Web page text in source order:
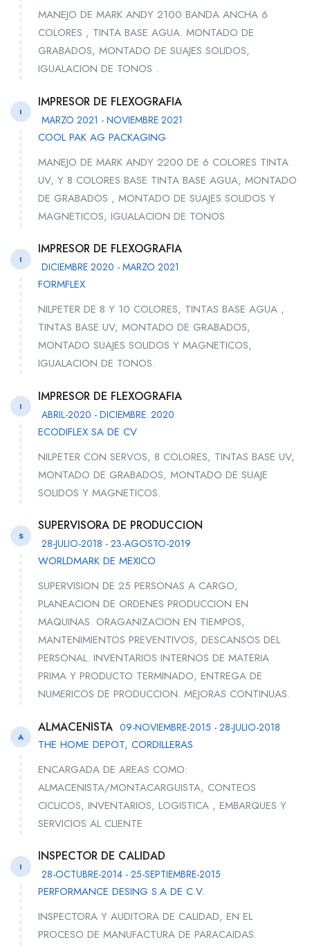
MANEJO DE MARK ANDY 2100 BANDA ANCHA 6
COLORES , TINTA BASE AGUA. MONTADO DE
GRABADOS, MONTADO DE SUAJES SOLIDOS,
IGUALACION DE TONOS .
I
IMPRESOR DE FLEXOGRAFIA
MARZO 2021 - NOVIEMBRE 2021
COOL PAK AG PACKAGING
MANEJO DE MARK ANDY 2200 DE 6 COLORES TINTA
UV, Y 8 COLORES BASE TINTA BASE AGUA, MONTADO
DE GRABADOS , MONTADO DE SUAJES SOLIDOS Y
MAGNETICOS, IGUALACION DE TONOS
I
IMPRESOR DE FLEXOGRAFIA
DICIEMBRE 2020 - MARZO 2021
FORMFLEX
NILPETER DE 8 Y 10 COLORES, TINTAS BASE AGUA ,
TINTAS BASE UV, MONTADO DE GRABADOS,
MONTADO SUAJES SOLIDOS Y MAGNETICOS,
IGUALACION DE TONOS.
I
IMPRESOR DE FLEXOGRAFIA
ABRIL-2020 - DICIEMBRE. 2020
ECODIFLEX SA DE CV
NILPETER CON SERVOS, 8 COLORES, TINTAS BASE UV,
MONTADO DE GRABADOS, MONTADO DE SUAJE
SOLIDOS Y MAGNETICOS.
S
SUPERVISORA DE PRODUCCION
28-JULIO-2018 - 23-AGOSTO-2019
WORLDMARK DE MEXICO
SUPERVISION DE 25 PERSONAS A CARGO,
PLANEACION DE ORDENES PRODUCCION EN
MAQUINAS. ORAGANIZACION EN TIEMPOS,
MANTENIMIENTOS PREVENTIVOS, DESCANSOS DEL
PERSONAL. INVENTARIOS INTERNOS DE MATERIA
PRIMA Y PRODUCTO TERMINADO, ENTREGA DE
NUMERICOS DE PRODUCCION. MEJORAS CONTINUAS.
A
ALMACENISTA 09-NOVIEMBRE-2015 - 28-JULIO-2018
THE HOME DEPOT, CORDILLERAS
ENCARGADA DE AREAS COMO:
ALMACENISTA/MONTACARGUISTA, CONTEOS
CICLICOS, INVENTARIOS, LOGISTICA , EMBARQUES Y
SERVICIOS AL CLIENTE
I
INSPECTOR DE CALIDAD
28-OCTUBRE-2014 - 25-SEPTIEMBRE-2015
PERFORMANCE DESING S.A DE C.V.
INSPECTORA Y AUDITORA DE CALIDAD, EN EL
PROCESO DE MANUFACTURA DE PARACAIDAS.